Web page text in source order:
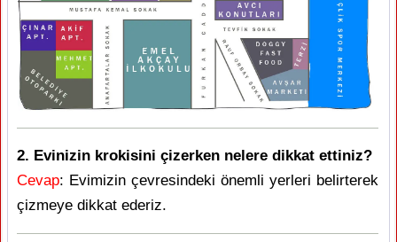
2. Evinizin krokisini çizerken nelere dikkat ettiniz?
Cevap: Evimizin çevresindeki önemli yerleri belirterek
çizmeye dikkat ederiz.